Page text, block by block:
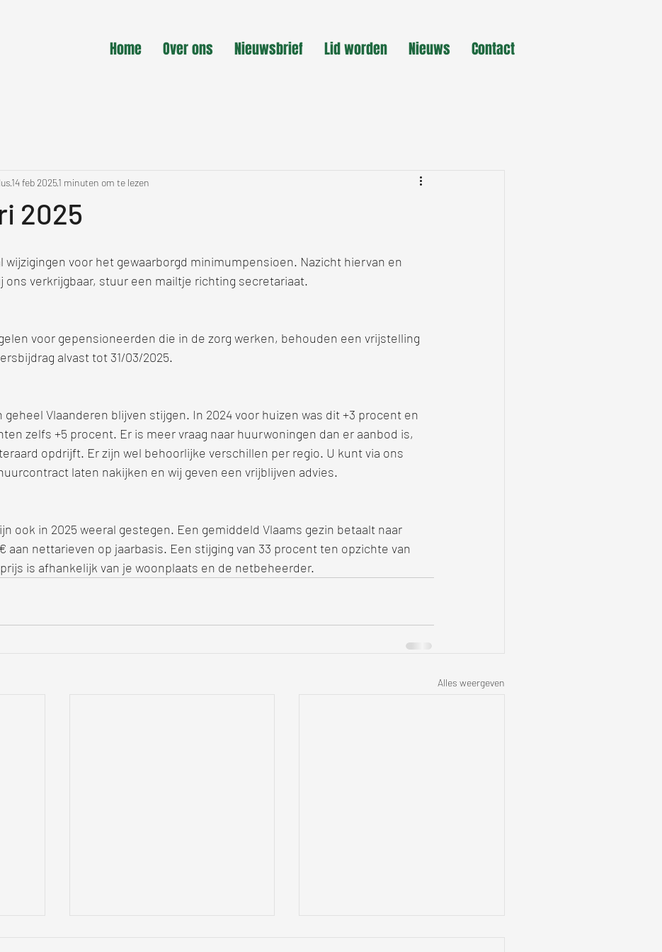
Home Over ons Nieuwsbrief Lid worden Nieuws Contact
2025
14 feb 20251 minuten om te lezen
wijzigingen voor het gewaarborgd minimumpensioen. Nazicht hiervan en
ons verkrijgbaar, stuur een mailtje richting secretariaat.
voor gepensioneerden die in de zorg werken, behouden een vrijstelling
alvast tot 31/03/2025.
geheel Vlaanderen blijven stijgen. In 2024 voor huizen was dit +3 procent en
zelfs +5 procent. Er is meer vraag naar huurwoningen dan er aanbod is,
opdrijft. Er zijn wel behoorlijke verschillen per regio. U kunt via ons
laten nakijken en wij geven een vrijblijven advies.
ook in 2025 weeral gestegen. Een gemiddeld Vlaams gezin betaalt naar
aan nettarieven op jaarbasis. Een stijging van 33 procent ten opzichte van
is afhankelijk van je woonplaats en de netbeheerder.
Alles weergeven